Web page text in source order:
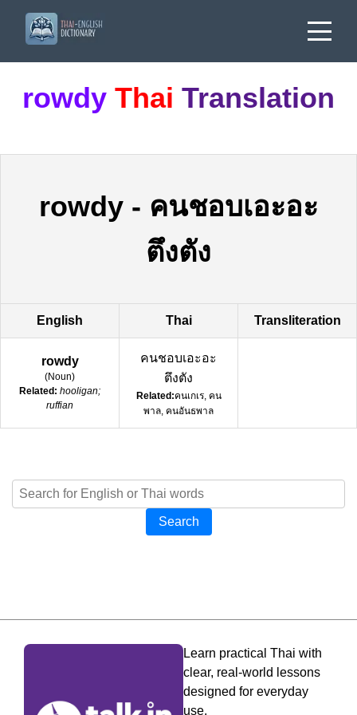
rowdy Thai Translation
rowdy - คนชอบเอะอะ
ตึงตัง
English Thai Transliteration
rowdy
(Noun)
Related: hooligan;
ruffian
คนชอบเอะอะ
ตึงตัง
Related:คนเกเร, คน
พาล, คนอันธพาล
Search
Learn practical Thai with
clear, real-world lessons
designed for everyday
use.